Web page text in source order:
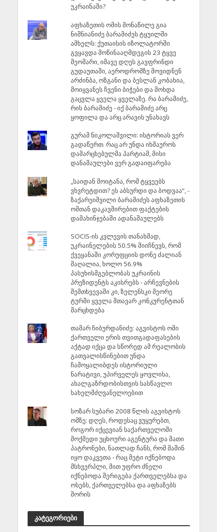
უკრაინაში?
აფხაზეთის ომის მონაწილე გია
ნიშნიანიძე ბარამიძეს ტყუილში
ამხელს: ქუთაისის იზოლატორში
გვყავდა მოწინააღმდეგის 23 ტყვე
მეომარი, იმავე დღეს გავფრინდი
გუდაუთაში, აეროდრომზე მოვიდნენ
არძინბა, ოზგანი და ბესლან კობახია,
მოიყვანეს ჩვენი ბიჭები და მოხდა
გაცვლა ყველა ყველაზე. რა ბარამიძე,
რის ბარამიძე - იქ ბარამიძე არც
ყოფილა და არც არავის უნახავს
გურამ ნიკოლაშვილი: ისტორიას ვერ
გადაწერთ. რაც არ უნდა იხმაუროს
დამარცხებულმა პარტიამ, მისი
დანაშაულები ვერ გადაიფარება
„საიდან მოიტანა, რომ ტყვეებს
ვხვრეტდით? ეს აბსურდი და ბოდვაა“, -
ზაქარეიშვილი ბარამიძეს აფხაზეთის
ომთან დაკავშირებით ფაქტების
დამახინჯებაში ადანაშაულებს
SOCIS-ის კვლევის თანახმად,
უკრაინელების 50.5% მიიჩნევს, რომ
ქვეყანაში კორუფციის დონე ძალიან
მაღალია, ხოლო 56.9%
პასუხისმგებლობას უკრაინის
პრეზიდენტს აკისრებს - არჩევნების
შემთხვევაში კი, ზელენსკი მეორე
ტურში ყველა მთავარ კონკურენტთან
მარცხდება
თამარ ჩიბურდანიძე: აგვისტოს ომი
ქართველი ერის თვითგადაფასების
აქტად იქცა და სწორედ ამ რეალობის
გათვალისწინებით უნდა
ჩამოყალიბდეს ისტორიული
ნარატივი, უპირველეს ყოვლისა,
ახალგაზრდობისთვის სასწავლო
სახელმძღვანელოებით
სოზარ სუბარი 2008 წლის აგვისტოს
ომზე: დღეს, როდესაც ვუყურებთ,
როგორ იქცევიან საქართველოში
მოქმედი უცხოური აგენტურა და მათი
პატრონები, ნათლად ჩანს, რომ მაშინ
იყო დაკვეთა - რაც მეტი იქნებოდა
მსხვერპლი, მით უფრო ძნელი
იქნებოდა შერიგება ქართველებსა და
ოსებს, ქართველებსა და აფხაზებს
შორის
კატეგორიები